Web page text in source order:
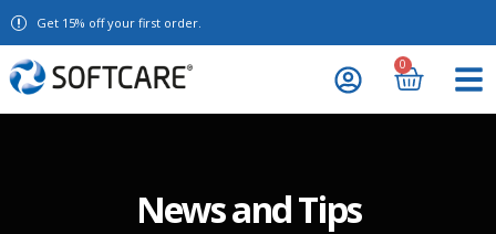
Get 15% off your first order.
0
News and Tips